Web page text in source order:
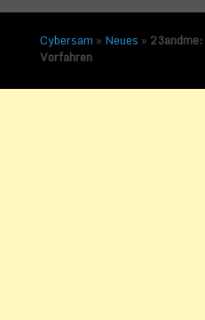
Cybersam » Neues »
Vorfahren